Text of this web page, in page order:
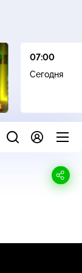
07:00
Сегодня